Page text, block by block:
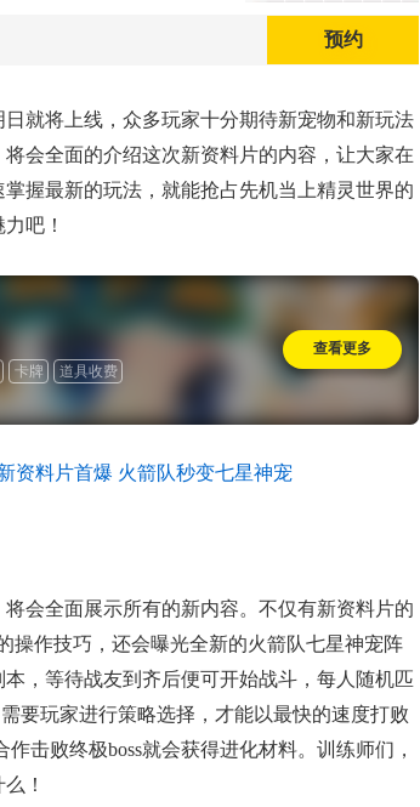
预约
就将上线，众多玩家十分期待新宠物和新玩法
会全面的介绍这次新资料片的内容，让大家在
握最新的玩法，就能抢占先机当上精灵世界的
吧！
卡牌 道具收费
查看更多
会全面展示所有的新内容。不仅有新资料片的
作技巧，还会曝光全新的火箭队七星神宠阵
，等待战友到齐后便可开始战斗，每人随机匹
要玩家进行策略选择，才能以最快的速度打败
作击败终极boss就会获得进化材料。训练师们，
！